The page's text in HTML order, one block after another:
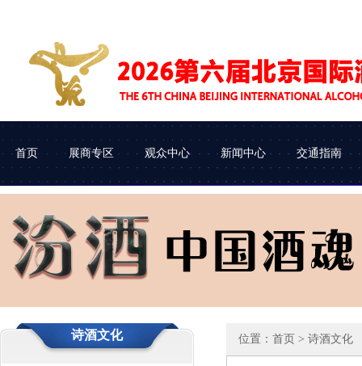
首页
展会介绍 组织机构
展商专区
参展申请 参展流程
车辆进馆
观众中心
企业查询 观众类别
新闻中心 交通指南
诗酒文化 位置： 首页 > 诗酒文化